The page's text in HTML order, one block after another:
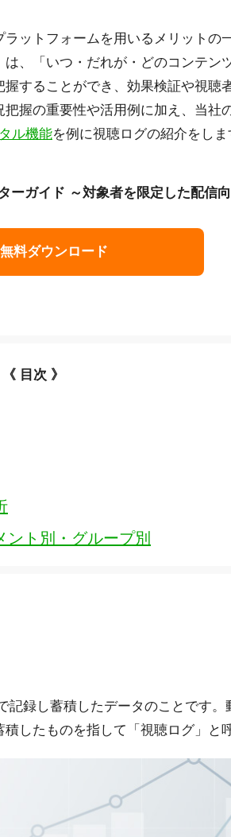
ットフォームを用いるメリットの
、「いつ・だれが・どのコンテン
することができ、効果検証や視聴
握の重要性や活用例に加え、当社
ル機能を例に視聴ログの紹介をしま
ーガイド ～対象者を限定した配信
料ダウンロード
《 目次 》
ント別・グループ別
記録し蓄積したデータのことです。
したものを指して「視聴ログ」と